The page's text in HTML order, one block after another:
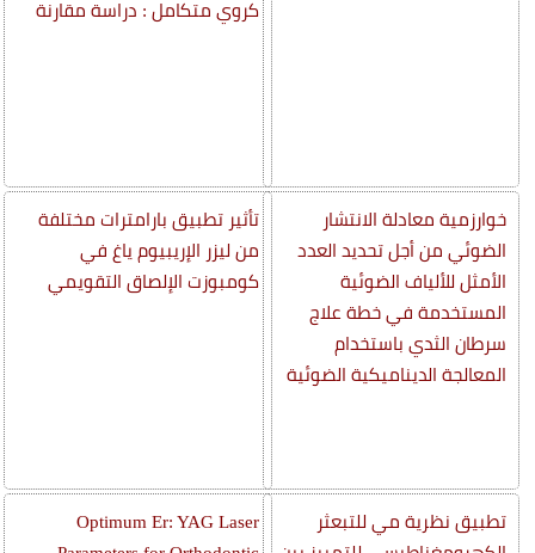
خوارزمية معادلة الانتشار
الضوئي من أجل تحديد العدد
الأمثل للألياف الضوئية
المستخدمة في خطة علاج
سرطان الثدي باستخدام
المعالجة الديناميكية الضوئية
تطبيق نظرية مي للتبعثر
كروي متكامل : دراسة مقارنة
تأثير تطبيق بارامترات مختلفة
من ليزر الإريبيوم ياغ في
كومبوزت الإلصاق التقويمي
Optimum Er: YAG Laser